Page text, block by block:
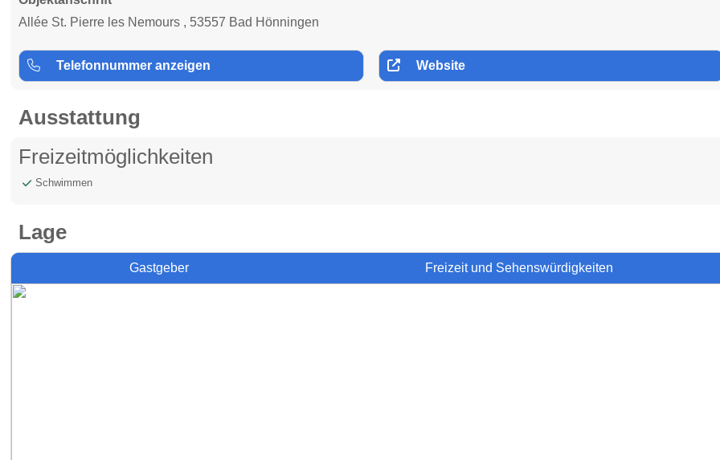
Allée St. Pierre les Nemours , 53557 Bad Hönningen
Telefonnummer anzeigen Website
Ausstattung
Freizeitmöglichkeiten
Schwimmen
Lage
Gastgeber Freizeit und Sehenswürdigkeiten